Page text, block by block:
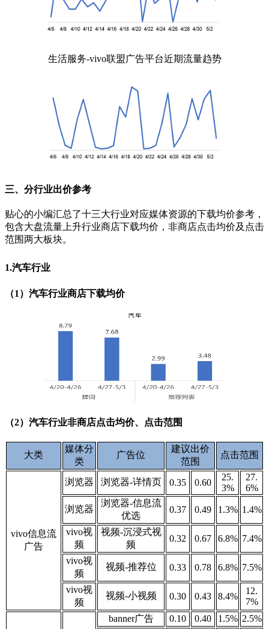
生活服务-vivo联盟广告平台近期流量趋势
三、分行业出价参考
贴心的小编汇总了十三大行业对应媒体资源的下载均价参考，
包含大盘流量上升行业商店下载均价，非商店点击均价及点击
范围两大板块。
1.汽车行业
（1）汽车行业商店下载均价
（2）汽车行业非商店点击均价、点击范围
大类
媒体分
类
广告位
建议出价
范围
点击范围
vivo信息流
广告
浏览器 浏览器-详情页 0.35 0.60
25.
3%
27.
6%
浏览器
浏览器-信息流
优选
0.37 0.49 1.3% 1.4%
vivo视
频
视频-沉浸式视
频
0.32 0.67 6.8% 7.4%
vivo视
频
视频-推荐位 0.33 0.78 6.8% 7.5%
vivo视
频
视频-小视频 0.30 0.43 8.4%
12.
7%
banner广告 0.10 0.40 1.5% 2.5%